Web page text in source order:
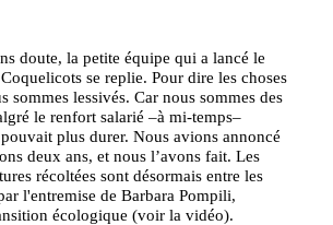
doute, la petite équipe qui a lancé le
se replie. Pour dire les choses
sommes lessivés. Car nous sommes des
le renfort salarié –à mi-temps–
plus durer. Nous avions annoncé
deux ans, et nous l’avons fait. Les
récoltées sont désormais entre les
l'entremise de Barbara Pompili,
écologique (voir la vidéo).